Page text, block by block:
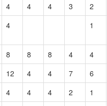
4 4 4 3
2
4 1
8 8 8 4
4
12 4 4 7
6
4 4 4 2
1